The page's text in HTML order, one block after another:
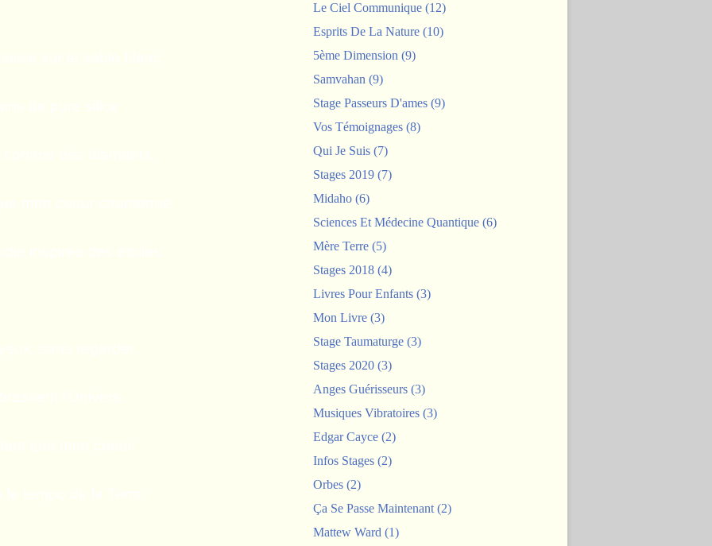
Le Ciel Communique (12)
Esprits De La Nature (10)
5ème Dimension (9)
Samvahan (9)
Stage Passeurs D'ames (9)
Vos Témoignages (8)
Qui Je Suis (7)
Stages 2019 (7)
Midaho (6)
Sciences Et Médecine Quantique (6)
Mère Terre (5)
Stages 2018 (4)
Livres Pour Enfants (3)
Mon Livre (3)
Stage Taumaturge (3)
Stages 2020 (3)
Anges Guérisseurs (3)
Musiques Vibratoires (3)
Edgar Cayce (2)
Infos Stages (2)
Orbes (2)
Ça Se Passe Maintenant (2)
Mattew Ward (1)